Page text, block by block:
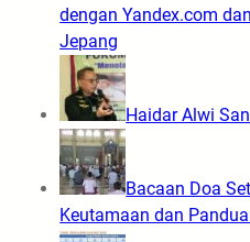
dengan Yandex.com
Jepang
Haidar Alwi
Bacaan Doa
Keutamaan dan